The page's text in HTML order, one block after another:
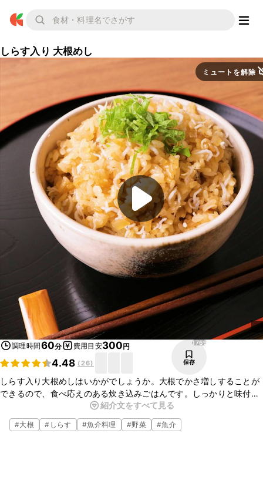
しらす入り 大根めし
ミュートを解除
調理時間60分 費用目安300円
4.48 (26)
1769
保存
しらす入り大根めしはいかがでしょうか。大根でかさ増しすることが
できるので、食べ応えのある炊き込みごはんです。しっかりと味付け
しているので、おかずがなくても満足できる一品ですよ。簡単にお作
りいただけますので、ぜひお試しくださいね。
紹介文をすべて見る
#大根 # しらす #魚介料理 #野菜 #魚介